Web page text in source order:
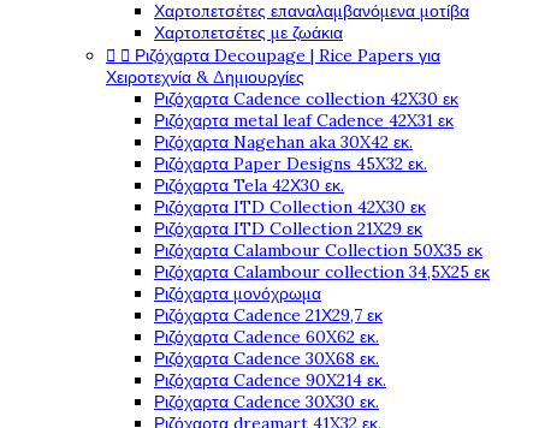
Χαρτοπετσέτες επαναλαμβανόμενα μοτίβα
Χαρτοπετσέτες με ζωάκια
  Ριζόχαρτα Decoupage | Rice Papers για
Χειροτεχνία & Δημιουργίες
Ριζόχαρτα Cadence collection 42X30 εκ
Ριζόχαρτα metal leaf Cadence 42X31 εκ
Ριζόχαρτα Nagehan aka 30X42 εκ.
Ριζόχαρτα Paper Designs 45X32 εκ.
Ριζόχαρτα Tela 42Χ30 εκ.
Ριζόχαρτα ITD Collection 42X30 εκ
Ριζόχαρτα ITD Collection 21X29 εκ
Ριζόχαρτα Calambour Collection 50X35 εκ
Ριζόχαρτα Calambour collection 34,5X25 εκ
Ριζόχαρτα μονόχρωμα
Ριζόχαρτα Cadence 21Χ29,7 εκ
Ριζόχαρτα Cadence 60X62 εκ.
Ριζόχαρτα Cadence 30X68 εκ.
Ριζόχαρτα Cadence 90X214 εκ.
Ριζόχαρτα Cadence 30X30 εκ.
Ριζόχαρτα dreamart 41X32 εκ.